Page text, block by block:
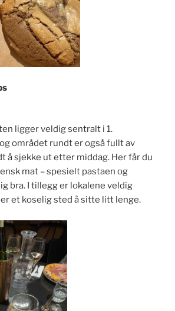
ligger veldig sentralt i 1.
området rundt er også fullt av
å sjekke ut etter middag. Her får du
mat – spesielt pastaen og
bra. I tillegg er lokalene veldig
et koselig sted å sitte litt lenge.